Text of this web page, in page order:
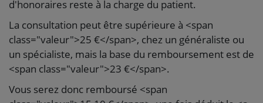
d'honoraires reste à la charge du patient.
La consultation peut être supérieure à <span
class="valeur">25 €</span>, chez un généraliste ou
un spécialiste, mais la base du remboursement est de
<span class="valeur">23 €</span>.
Vous serez donc remboursé <span